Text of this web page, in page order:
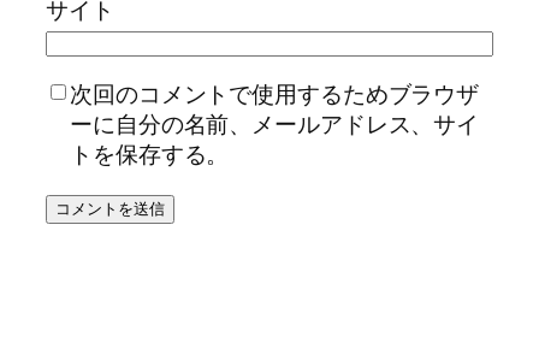
サイト
次回のコメントで使用するためブラウザ
ーに自分の名前、メールアドレス、サイ
トを保存する。